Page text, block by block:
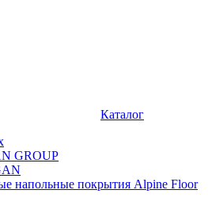
Каталог
GROUP
напольные покрытия Alpine Floor